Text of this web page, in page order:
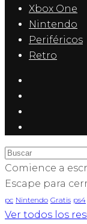
Xbox One
Nintendo
Periféricos
Retro
Comience a
Escape para
pc Nintendo Gratis ps4
Ver todos los